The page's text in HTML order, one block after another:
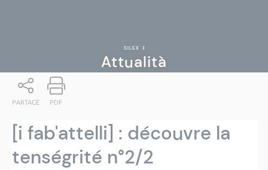
SILEX |
Attualità
PARTAGE PDF
[i fab'attelli] : découvre la
tenségrité n°2/2